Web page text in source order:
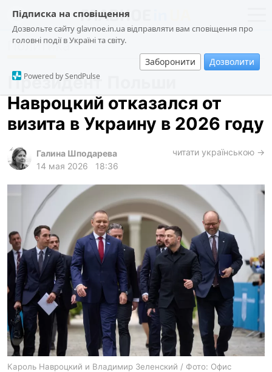
Підписка на сповіщення
Дозвольте сайту glavnoe.in.ua відправляти вам сповіщення про
головні події в Україні та світу.
Заборонити Дозволити
Powered by SendPulse
новости
о проекте
общество
происшествия
криминал
лонгриды
харьков
архив
gambling
ua ru en
Политика
Президент Польши
Навроцкий отказался от
визита в Украину в 2026 году
Галина Шподарева
14 мая 2026
18:36
читати українською →
Кароль Навроцкий и Владимир Зеленский / Фото: Офис